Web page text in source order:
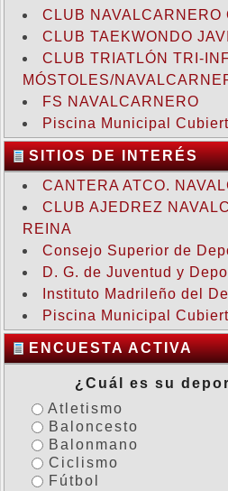
CLUB NAVALCARNERO
CLUB TAEKWONDO
CLUB TRIATLÓN TRI-
MÓSTOLES/
FS NAVALCARNERO
Piscina Municipal
SITIOS DE INTERÉS
CANTERA ATCO.
CLUB AJEDREZ
REINA
Consejo Superior de
D. G. de Juventud y
Instituto Madrileño del
Piscina Municipal
ENCUESTA ACTIVA
¿Cuál es su
Atletismo
Baloncesto
Balonmano
Ciclismo
Fútbol